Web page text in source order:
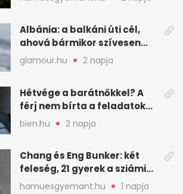
Albánia: a balkáni úti cél,
ahová bármikor szívesen
visszamennék
glamour.hu 2 napja
Hétvége a barátnőkkel? A
férj nem bírta a feladatokat,
a feleség levegőt kér
bien.hu 2 napja
Chang és Eng Bunker: két
feleség, 21 gyerek a sziámi
ikrek életében
hamuesgyemant.hu 1 napja